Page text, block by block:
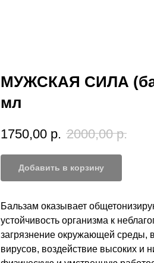
МУЖСКАЯ СИЛА
мл
1750,00 р. 2000,00 р.
Добавить в корзину
Бальзам оказывает
устойчивость организма к
загрязнение окружающей среды,
вирусов, воздействие высоких и